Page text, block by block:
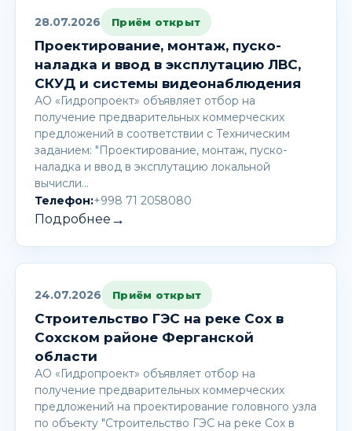
28.07.2026 Приём открыт
Проектирование, монтаж, пуско-
наладка и ввод в эксплутацию ЛВС,
СКУД и системы видеонаблюдения
АО «Гидропроект» объявляет отбор на
получение предварительных коммерческих
предложений в соответствии с Техническим
заданием: "Проектирование, монтаж, пуско-
наладка и ввод в эксплутацию локальной
вычисли…
Телефон:+998 71 2058080
Подробнее →
24.07.2026 Приём открыт
Строительство ГЭС на реке Сох в
Сохском районе Ферганской
области
АО «Гидропроект» объявляет отбор на
получение предварительных коммерческих
предложений на проектирование головного узла
по объекту "Строительство ГЭС на реке Сох в